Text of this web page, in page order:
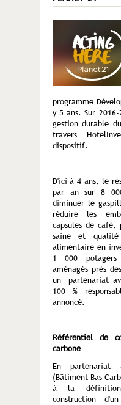
programme
y 5 ans. Sur
gestion durable
travers
dispositif.
D'ici à 4 ans, le
par an sur 8
diminuer le
réduire les
capsules de café,
saine et
alimentaire en
1 000
aménagés près
un partenariat
100 %
annoncé.
Référentiel de
carbone
En partenariat
(Bâtiment Bas
à la
construction